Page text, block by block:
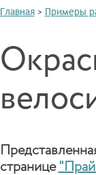
Главная > Примеры
странице